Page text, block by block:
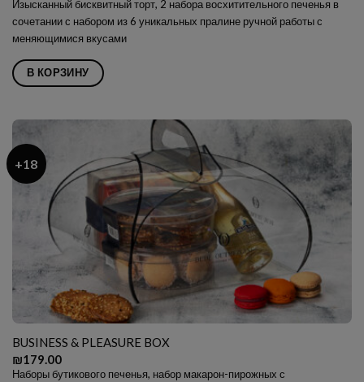
Изысканный бисквитный торт, 2 набора восхитительного печенья в
сочетании с набором из 6 уникальных пралине ручной работы с
меняющимися вкусами
В КОРЗИНУ
+18
BUSINESS & PLEASURE BOX
₪179.00
Наборы бутикового печенья, набор макарон-пирожных с